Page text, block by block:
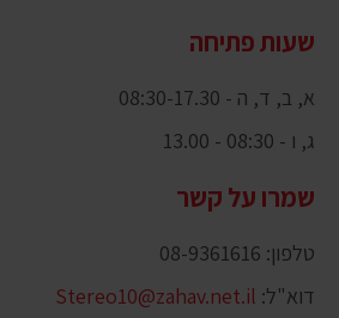
שעות פתיחה
א, ב, ד, ה - 08:30-17.30
ג, ו - 08:30 - 13.00
שמרו על קשר
טלפון: 08-9361616
דוא"ל: Stereo10@zahav.net.il